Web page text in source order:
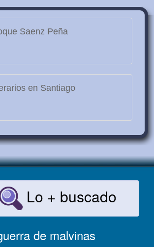
Saenz Peña
en Santiago
Lo + buscado
de malvinas